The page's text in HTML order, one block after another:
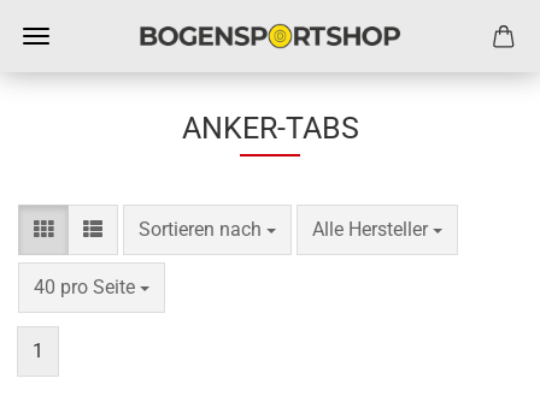
ANKER-TABS
Sortieren nach
Sortieren nach Alle Hersteller
pro Seite
40 pro Seite
pro Seite
1